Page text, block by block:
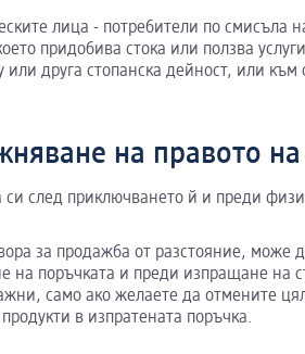
лица - потребители по смисъла
придобива стока или ползва
или друга стопанска дейност, или
на правото на
си след приключването й и преди
за продажба от разстояние, може
на поръчката и преди изпращане на
само ако желаете да отмените
в изпратената поръчка.